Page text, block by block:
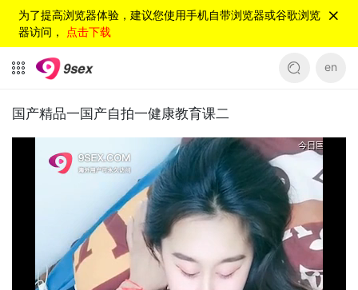
为了提高浏览器体验，建议您使用手机自带浏览器或谷歌浏览
器访问， 点击下载
en
国产精品一国产自拍一健康教育课二